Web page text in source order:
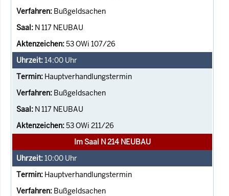
Bußgeldsachen
N 117 NEUBAU
53 OWi 107/26
14:00 Uhr
Hauptverhandlungstermin
Bußgeldsachen
N 117 NEUBAU
53 OWi 211/26
Im Saal N 214 NEUBAU
10:00 Uhr
Hauptverhandlungstermin
Bußgeldsachen